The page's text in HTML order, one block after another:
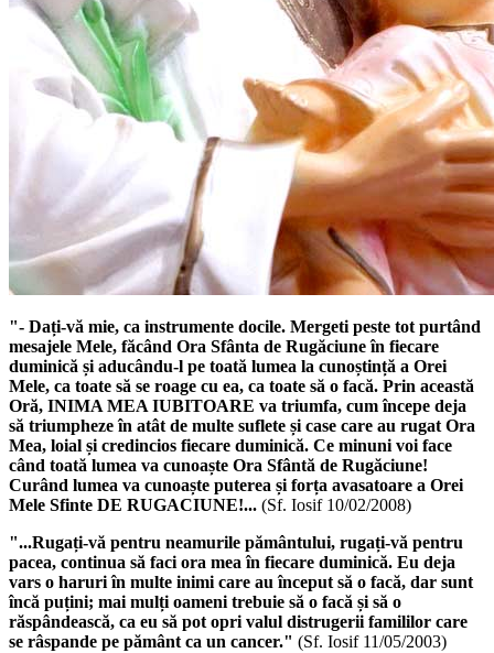
"- Dați-vă mie, ca instrumente docile. Mergeti peste tot purtând
mesajele Mele, făcând Ora Sfânta de Rugăciuneîn fiecare
duminică și aducându-l pe toată lumea la cunoștință a Orei
Mele, ca toate să se roage cu ea, ca toate să o facă. Prin această
Oră, INIMA MEA IUBITOARE va triumfa, cum începe deja
să triumpheze în atât de multe suflete și case care au rugat Ora
Mea, loial și credincios fiecare duminică. Ce minuni voi face
când toată lumea va cunoaște Ora Sfântă de Rugăciune!
Curând lumea va cunoaște puterea și forța avasatoare a Orei
Mele Sfinte DE RUGACIUNE!... (Sf. Iosif 10/02/2008)
"...Rugați-vă pentru neamurile pământului, rugați-vă pentru
pacea, continua să faci ora mea în fiecare duminică. Eu deja
vars o haruri în multe inimi care au început să o facă, dar sunt
încă puțini; mai mulți oameni trebuie să o facă și să o
răspândească, ca eu să pot opri valul distrugerii famililor care
se râspande pe pământ ca un cancer." (Sf. Iosif 11/05/2003)